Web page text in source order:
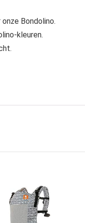
Bondolino.
kleuren.